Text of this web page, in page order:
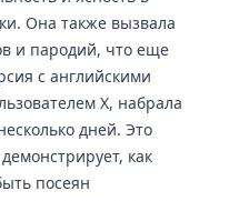
Она также вызвала
и пародий, что еще
с английскими
X, набрала
дней. Это
как
посеян